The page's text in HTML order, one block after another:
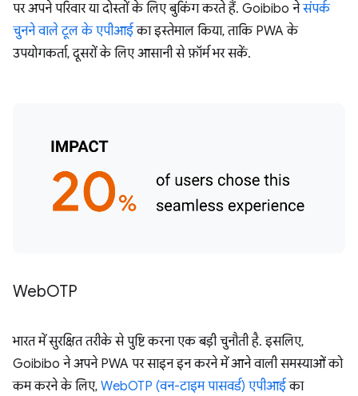
पर अपने परिवार या दोस्तों के लिए बुकिंग करते हैं. Goibibo नेसंपर्क
चुनने वाले टूल के एपीआईका इस्तेमाल किया, ताकि PWA के
उपयोगकर्ता, दूसरों के लिए आसानी से फ़ॉर्म भर सकें.
WebOTP
भारत में सुरक्षित तरीके से पुष्टि करना एक बड़ी चुनौती है. इसलिए,
Goibibo ने अपने PWA पर साइन इन करने में आने वाली समस्याओं को
कम करने के लिए, WebOTP (वन-टाइम पासवर्ड) एपीआईका